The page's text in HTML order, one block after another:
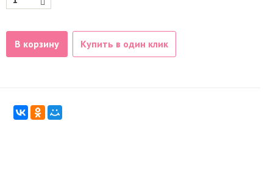
В корзину Купить в один клик